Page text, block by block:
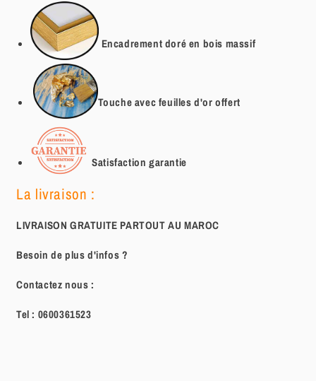
Encadrement doré en bois massif
Touche avec feuilles d'or offert
Satisfaction garantie
La livraison :
LIVRAISON GRATUITE PARTOUT AU MAROC
Besoin de plus d'infos ?
Contactez nous :
Tel : 0600361523